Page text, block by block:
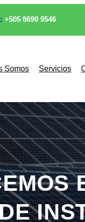
: +505 8690 9546
Somos Servicios